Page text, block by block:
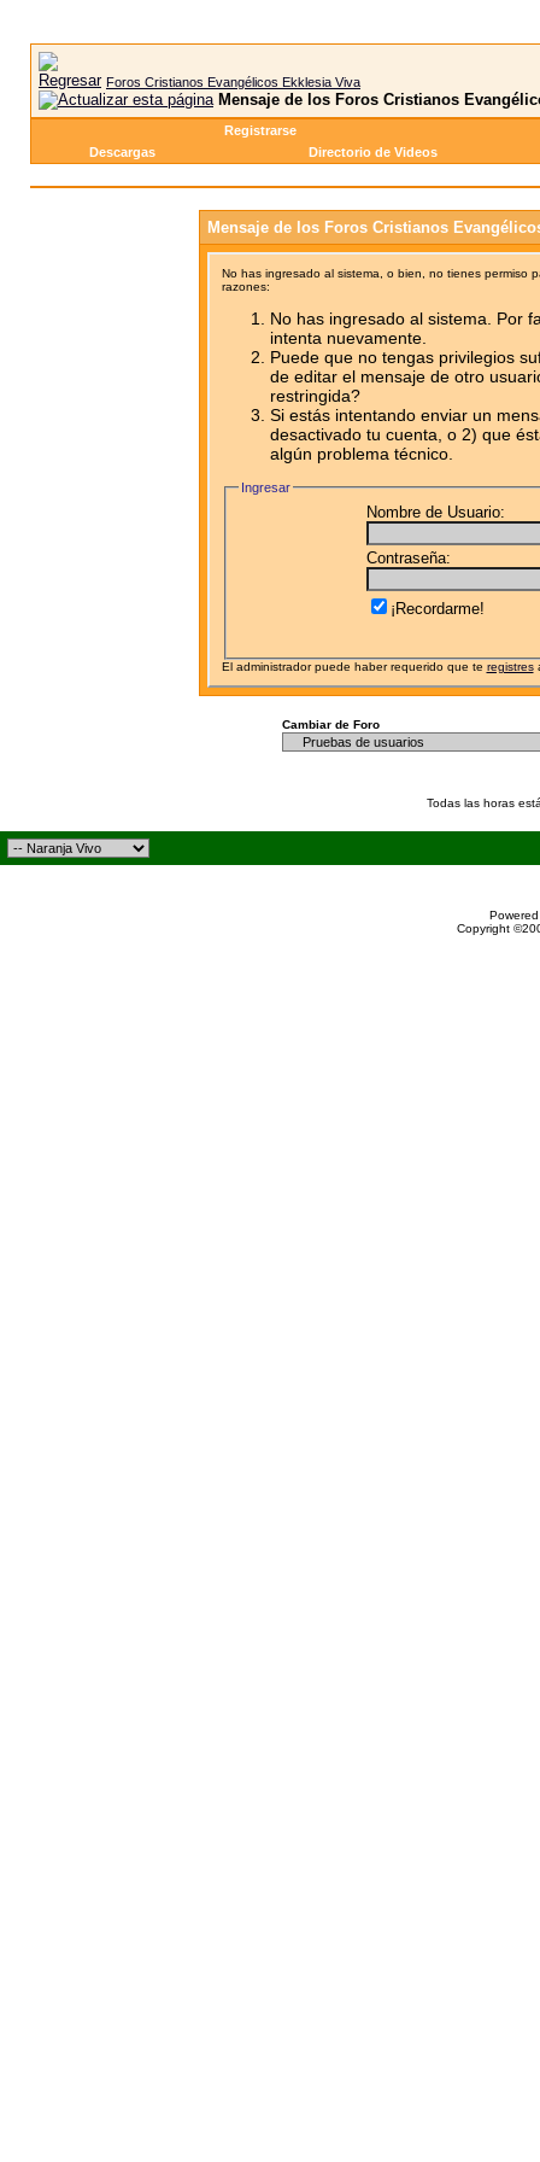
Foros Cristianos Evangélicos Ekklesia Viva
Mensaje de los Foros Cristianos
Registrarse
Descargas
Directorio de Videos
Mensaje de los Foros Cristianos
No has ingresado al sistema, o bien, no tienes permiso
razones:
No has ingresado al sistema. Por
intenta nuevamente.
Puede que no tengas privilegios
de editar el mensaje de otro
restringida?
Si estás intentando enviar un
desactivado tu cuenta, o 2) que
algún problema técnico.
Ingresar
Nombre de Usuario:
Contraseña:
¡Recordarme!
El administrador puede haber requerido que te registres
Cambiar de Foro
Todas las horas
Copyright